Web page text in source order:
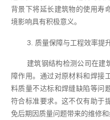
背景下将延长建筑物的使用寿
境影响具有积极意义。
3. 质量保障与工程效率提
建筑钢结构检测公司在建
障作用。通过对原材料和焊接
料质量不达标和焊缝缺陷等问
符合标准要求。这不仅有助于
免后期因质量问题带来的维修和